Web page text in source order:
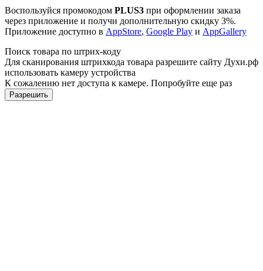
Воспользуйся промокодом PLUS3 при оформлении заказа
через приложение и получи дополнительную скидку 3%.
Приложение доступно в AppStore, Google Play и AppGallery
Поиск товара по штрих-коду
Для сканирования штрихкода товара разрешите сайту Духи.рф
использовать камеру устройства
К сожалению нет доступа к камере. Попробуйте еще раз
Разрешить